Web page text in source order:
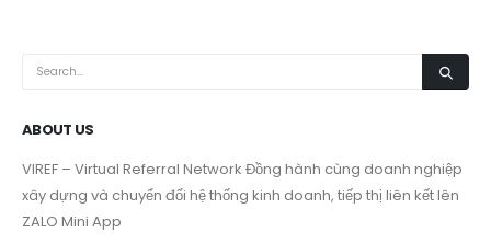
VIREF – Virtual Referral Network
Đồng hành cùng doanh nghiệp
ZALO Mini App
Get In Touch